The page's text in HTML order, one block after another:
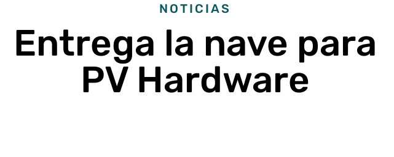
NOTICIAS
Entrega la nave para
PV Hardware